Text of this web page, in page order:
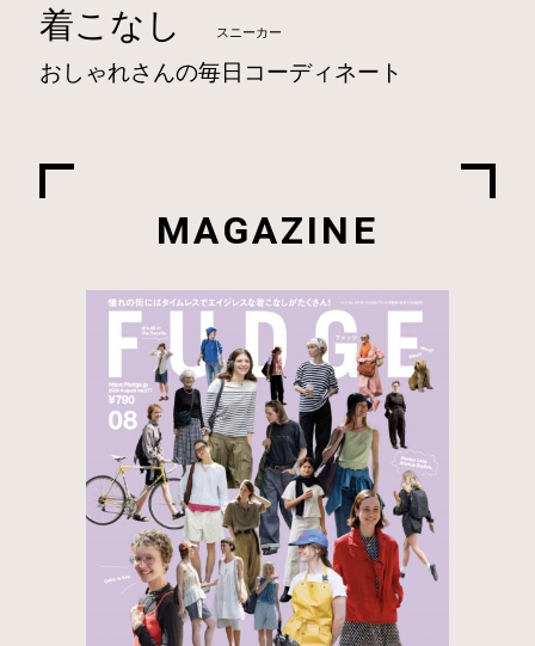
着こなし スニーカー
おしゃれさんの毎日コーディネート
MAGAZINE